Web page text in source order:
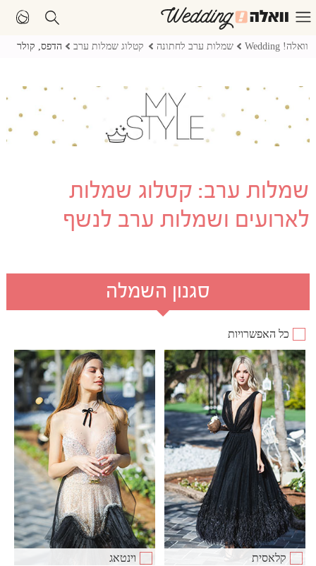
וואלה! Wedding שמלות ערב לחתונה קטלוג שמלות ערב הדפס, קולר
שמלות ערב: קטלוג שמלות
לארועים ושמלות ערב לנשף
סגנון השמלה
כל האפשרויות
קלאסית וינטאג